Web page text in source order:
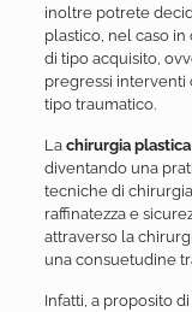
inoltre potrete
plastico, nel caso
di tipo acquisito,
pregressi interventi
tipo traumatico.
La chirurgia plastica
diventando una
tecniche di
raffinatezza e
attraverso la
una consuetudine
Infatti, a proposito di